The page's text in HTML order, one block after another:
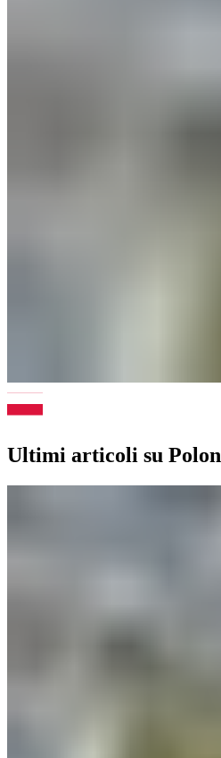
Ultimi articoli su